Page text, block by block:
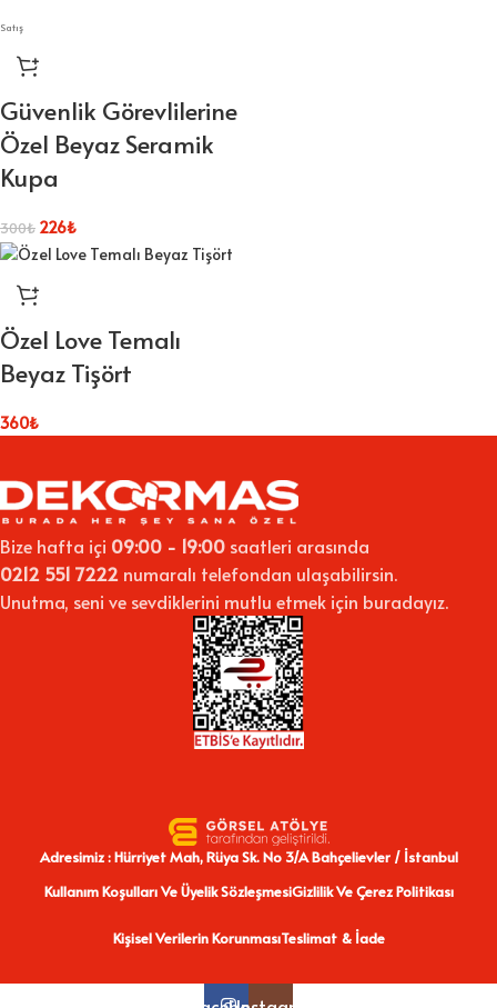
Satış
Güvenlik Görevlilerine
Özel Beyaz Seramik
Kupa
300₺ 226₺
Özel Love Temalı
Beyaz Tişört
360₺
Bize hafta içi 09:00 - 19:00 saatleri arasında
0212 551 7222 numaralı telefondan ulaşabilirsin.
Unutma, seni ve sevdiklerini mutlu etmek için buradayız.
Adresimiz : Hürriyet Mah, Rüya Sk. No 3/A Bahçelievler / İstanbul
Kullanım Koşulları Ve Üyelik SözleşmesiGizlilik Ve Çerez Politikası
Kişisel Verilerin KorunmasıTeslimat & İade